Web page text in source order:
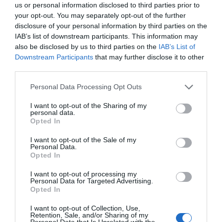
us or personal information disclosed to third parties prior to
your opt-out. You may separately opt-out of the further
disclosure of your personal information by third parties on the
IAB’s list of downstream participants. This information may
also be disclosed by us to third parties on the IAB’s List of
Downstream Participants that may further disclose it to other
Personal Data Processing Opt Outs
I want to opt-out of the Sharing of my
personal data.
Opted In
I want to opt-out of the Sale of my
Personal Data.
Opted In
I want to opt-out of processing my
Personal Data for Targeted Advertising.
Opted In
I want to opt-out of Collection, Use,
Retention, Sale, and/or Sharing of my
Isabel Pantoja pierde dos pleitos con
Hacienda por 700.000 euros... suma y
sigue
Eulogio López
El IBEX 35 cerró la sesión del
miércoles en los 20.057 puntos,
un nuevo récord
Eulogio López